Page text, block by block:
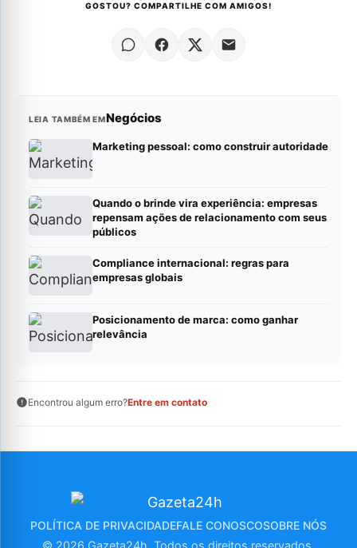
GOSTOU? COMPARTILHE COM AMIGOS!
LEIA TAMBÉM EMNegócios
Marketing pessoal: como construir autoridade
Quando o brinde vira experiência: empresas
repensam ações de relacionamento com seus
públicos
Compliance internacional: regras para
empresas globais
Posicionamento de marca: como ganhar
relevância
Encontrou algum erro?Entre em contato
POLÍTICA DE PRIVACIDADEFALE CONOSCOSOBRE NÓS